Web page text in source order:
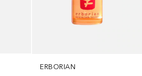
ERBORIAN